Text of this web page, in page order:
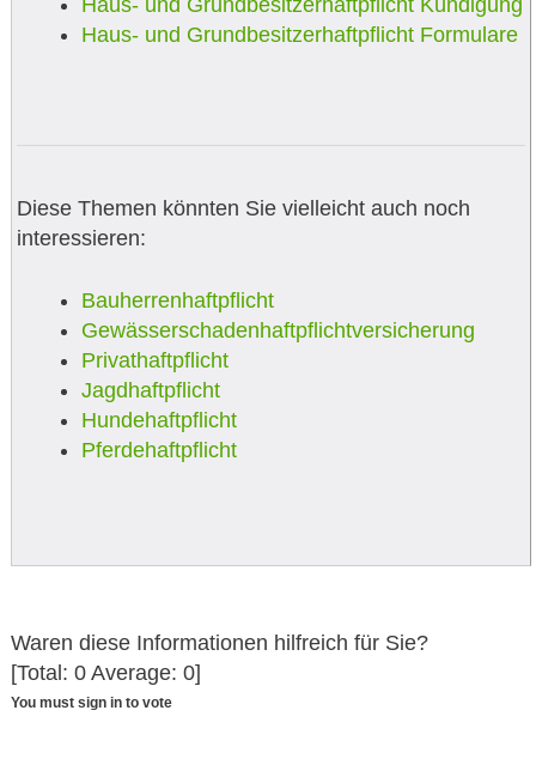
Haus- und Grundbesitzerhaftpflicht Formulare
Diese Themen könnten Sie vielleicht auch noch
interessieren:
Bauherrenhaftpflicht
Gewässerschadenhaftpflichtversicherung
Privathaftpflicht
Jagdhaftpflicht
Hundehaftpflicht
Pferdehaftpflicht
Waren diese Informationen hilfreich für Sie?
[Total: 0 Average: 0]
You must sign in to vote